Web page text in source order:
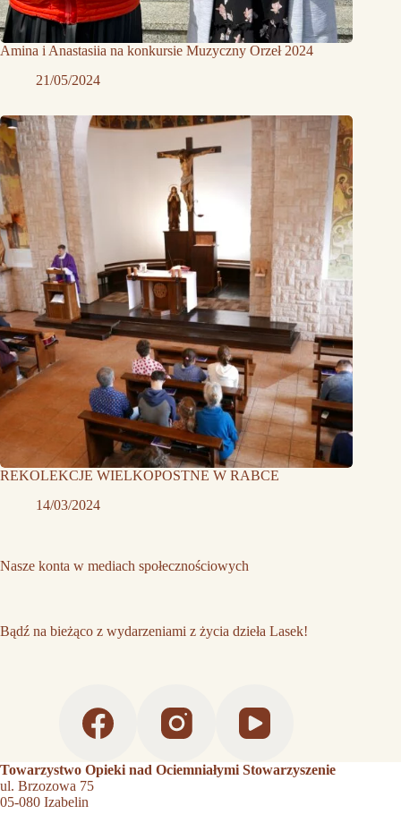
Amina i Anastasiia na konkursie Muzyczny Orzeł 2024
21/05/2024
REKOLEKCJE WIELKOPOSTNE W RABCE
14/03/2024
Nasze konta w mediach społecznościowych
Bądź na bieżąco z wydarzeniami z życia dzieła Lasek!
Towarzystwo Opieki nad Ociemniałymi Stowarzyszenie
ul. Brzozowa 75
05-080 Izabelin